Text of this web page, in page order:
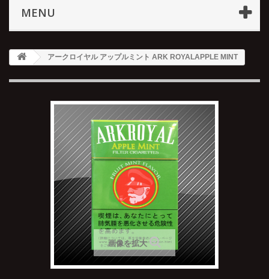
MENU
アークロイヤル アップルミント ARK ROYALAPPLE MINT
画像を拡大